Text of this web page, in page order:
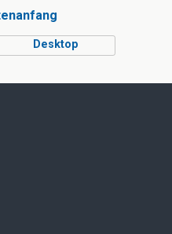
Desktop